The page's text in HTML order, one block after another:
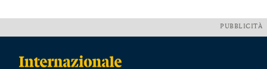
PUBBLICITÀ